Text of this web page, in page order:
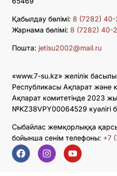
Қабылдау бөлімі: 8 (7282)
Жарнама бөлімі: 8 (7282) 40-
Пошта: jetisu2002@mail.ru
«www.7-su.kz» желілік
Республикасы Ақпарат және
Ақпарат комитетінде 2023
№KZ38VPY00064529 куәлігі
Сыбайлас жемқорлыққа
бойынша сенім телефоны: +7